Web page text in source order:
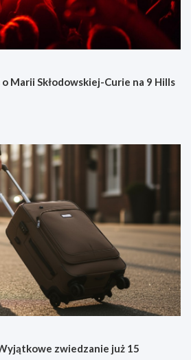
Marii Skłodowskiej-Curie na 9 Hills
zwiedzanie już 15